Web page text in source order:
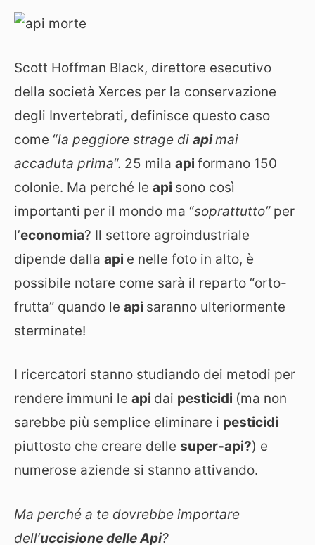
Scott Hoffman Black, direttore esecutivo
della società Xerces per la conservazione
degli Invertebrati, definisce questo caso
come “la peggiore strage di apimai
accaduta prima“. 25 mila api formano 150
colonie. Ma perché le api sono così
importanti per il mondo ma “soprattutto” per
l’economia? Il settore agroindustriale
dipende dalla api e nelle foto in alto, è
possibile notare come sarà il reparto “orto-
frutta” quando le api saranno ulteriormente
sterminate!
I ricercatori stanno studiando dei metodi per
rendere immuni le api dai pesticidi (ma non
sarebbe più semplice eliminare i pesticidi
piuttosto che creare delle super-api?) e
numerose aziende si stanno attivando.
Ma perché a te dovrebbe importare
dell’uccisione delle Api?